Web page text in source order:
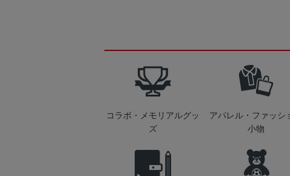
コラボ・メモリアルグッ
ズ
アパレル・ファッシ
小物